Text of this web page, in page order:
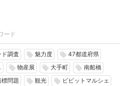
ード
調査 local_offer 魅力度 local_offer 47都道府県
local_offer 物産展 local_offer 大手町 local_offer 南船橋
問題 local_offer 観光 local_offer ビビットマルシェ